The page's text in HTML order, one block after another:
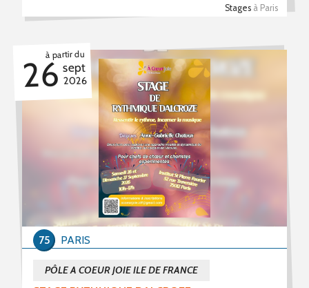
Stages à Paris
à partir du
26 sept
2026
PÔLE A COEUR JOIE ILE DE FRANCE
PARIS
75